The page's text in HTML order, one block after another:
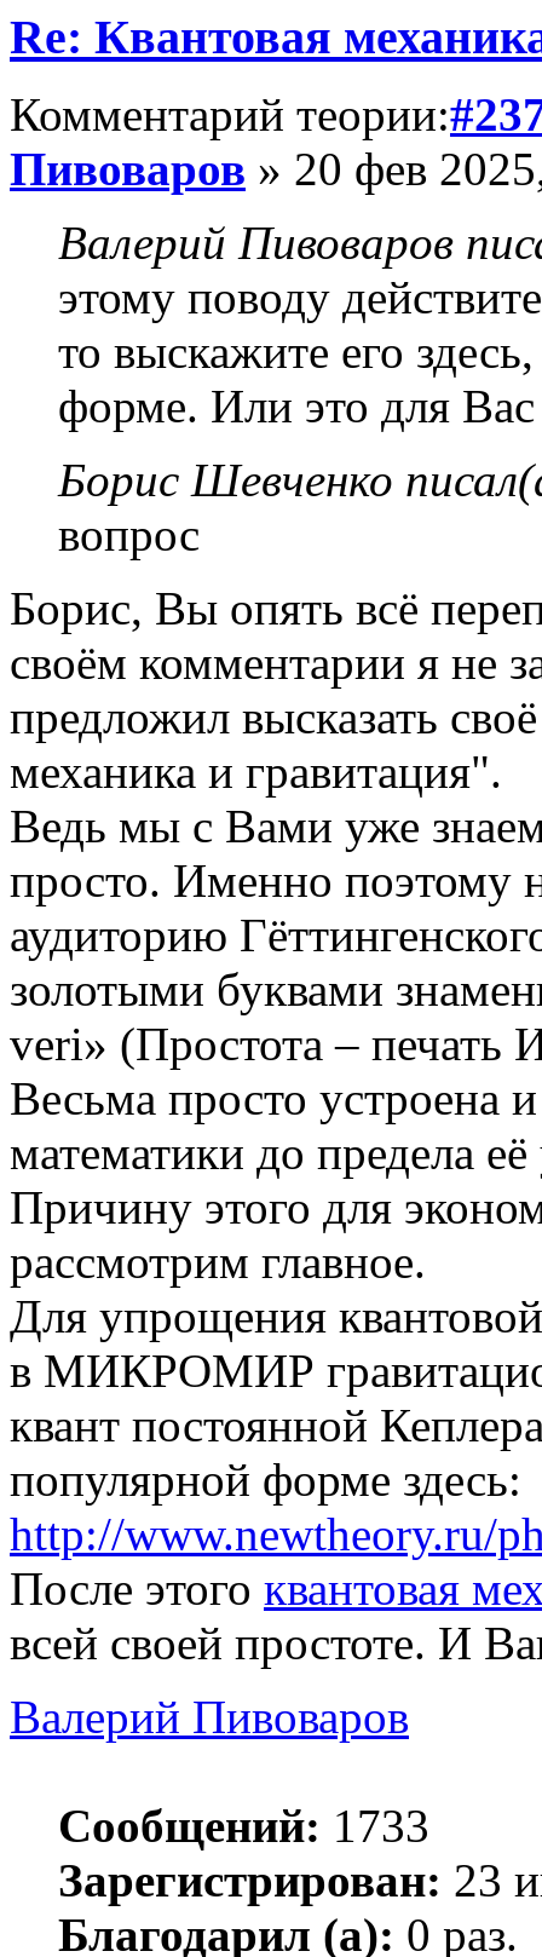
Re: Квантовая
Комментарий теории:
Пивоваров » 20 фев
Валерий Пивоваров
этому поводу
то выскажите его
форме. Или это для
Борис Шевченко
вопрос
Борис, Вы опять всё
своём комментарии я не
предложил высказать
механика и гравитация".
Ведь мы с Вами уже
просто. Именно поэтому
аудиторию
золотыми буквами
veri» (Простота – печать
Весьма просто устроена
математики до предела
Причину этого для
рассмотрим главное.
Для упрощения
в МИКРОМИР
квант постоянной
популярной форме здесь:
http://www.newtheory.ru/
После этого квантовая
всей своей простоте. И
Валерий Пивоваров
Сообщений: 1733
Зарегистрирован: 23
Благодарил (а): 0 раз.